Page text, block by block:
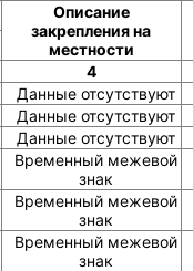
Описание
закрепления на
местности
4
Данные отсутствуют
Данные отсутствуют
Данные отсутствуют
Временный межевой
знак
Временный межевой
знак
Временный межевой
знак